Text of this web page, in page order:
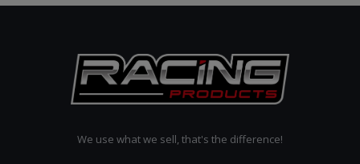
We use what we sell, that's the difference!